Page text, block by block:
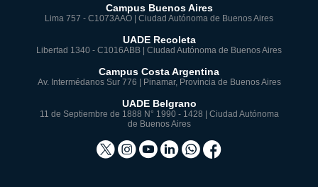
Campus Buenos Aires
Lima 757 - C1073AAO | Ciudad Autónoma de Buenos Aires
UADE Recoleta
Libertad 1340 - C1016ABB | Ciudad Autónoma de Buenos Aires
Campus Costa Argentina
Av. Intermédanos Sur 776 | Pinamar, Provincia de Buenos Aires
UADE Belgrano
11 de Septiembre de 1888 N° 1990 - 1428 | Ciudad Autónoma
de Buenos Aires